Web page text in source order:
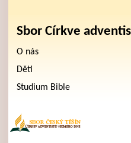
Sbor Církve
O nás
Děti
Studium Bible